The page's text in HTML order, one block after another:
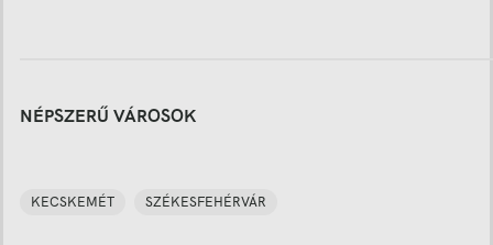
NÉPSZERŰ VÁROSOK
KECSKEMÉT SZÉKESFEHÉRVÁR